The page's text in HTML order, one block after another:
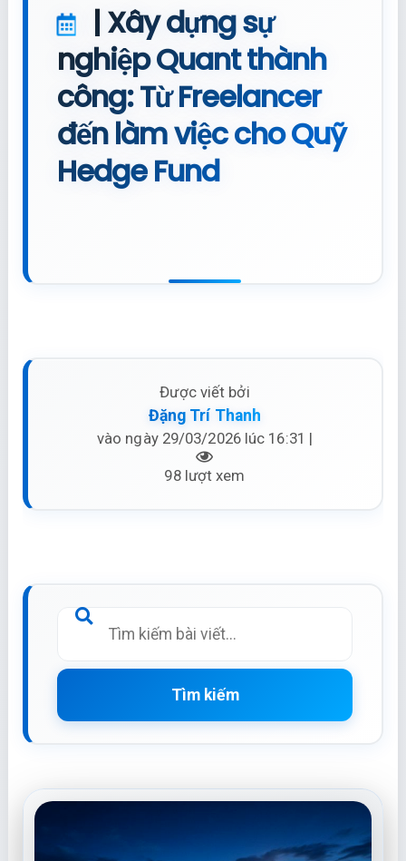
| Xây dựng sự
nghiệp Quant thành
công: Từ Freelancer
đến làm việc cho Quỹ
Hedge Fund
Được viết bởi
Đặng Trí Thanh
vào ngày 29/03/2026 lúc 16:31 |
98 lượt xem
Tìm kiếm